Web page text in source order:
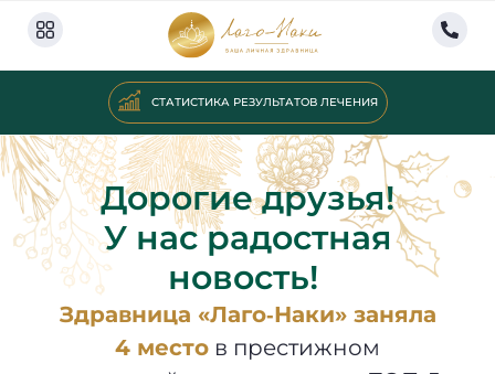
СТАТИСТИКА РЕЗУЛЬТАТОВ ЛЕЧЕНИЯ
Дорогие друзья!
У нас радостная
новость!
Здравница «Лаго‐Наки» заняла
4 место в престижном